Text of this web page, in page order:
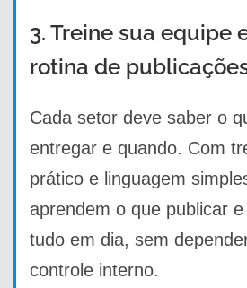
3. Treine sua equipe
rotina de
Cada setor deve saber o
entregar e quando. Com
prático e linguagem
aprendem o que publicar
tudo em dia, sem
controle interno.